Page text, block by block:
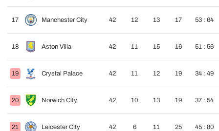
17 Manchester City 42 12 13 17 53 : 64
18 Aston Villa 42 11 15 16 51 : 56
19 Crystal Palace 42 11 12 19 34 : 49
20 Norwich City 42 10 13 19 37 : 54
21 Leicester City 42 6 11 25 45 : 80